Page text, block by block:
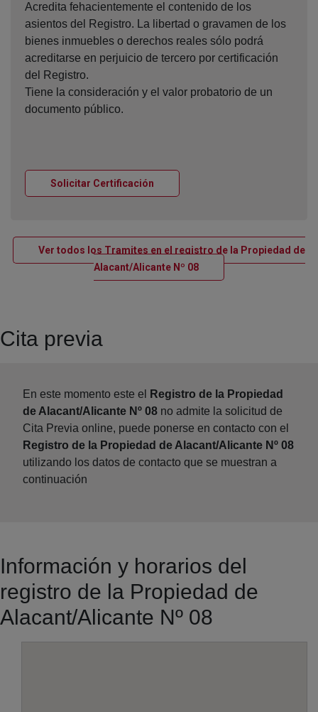
Acredita fehacientemente el contenido de los
asientos del Registro. La libertad o gravamen de los
bienes inmuebles o derechos reales sólo podrá
acreditarse en perjuicio de tercero por certificación
del Registro.
Tiene la consideración y el valor probatorio de un
documento público.
Solicitar Certificación
Ver todos los Tramites en el registro de la Propiedad de
Alacant/Alicante Nº 08Ventana nueva
Cita previa
En este momento este el
Registro de la Propiedad
de Alacant/Alicante Nº 08 no admite la solicitud de
Cita Previa online, puede ponerse en contacto con el
Registro de la Propiedad de Alacant/Alicante Nº 08
utilizando los datos de contacto que se muestran a
continuación
Información y horarios del
registro de la Propiedad de
Alacant/Alicante Nº 08